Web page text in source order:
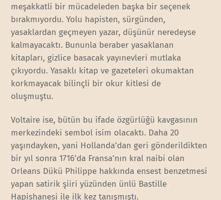
meşakkatli bir mücadeleden başka bir seçenek
bırakmıyordu. Yolu hapisten, sürgünden,
yasaklardan geçmeyen yazar, düşünür neredeyse
kalmayacaktı. Bununla beraber yasaklanan
kitapları, gizlice basacak yayınevleri mutlaka
çıkıyordu. Yasaklı kitap ve gazeteleri okumaktan
korkmayacak bilinçli bir okur kitlesi de
oluşmuştu.
Voltaire ise, bütün bu ifade özgürlüğü kavgasının
merkezindeki sembol isim olacaktı. Daha 20
yaşındayken, yani Hollanda’dan geri gönderildikten
bir yıl sonra 1716’da Fransa’nın kral naibi olan
Orleans Dükü Philippe hakkında ensest benzetmesi
yapan satirik şiiri yüzünden ünlü Bastille
Hapishanesi ile ilk kez tanışmıştı.